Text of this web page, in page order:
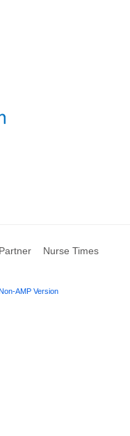
Partner Nurse Times
AMP Version